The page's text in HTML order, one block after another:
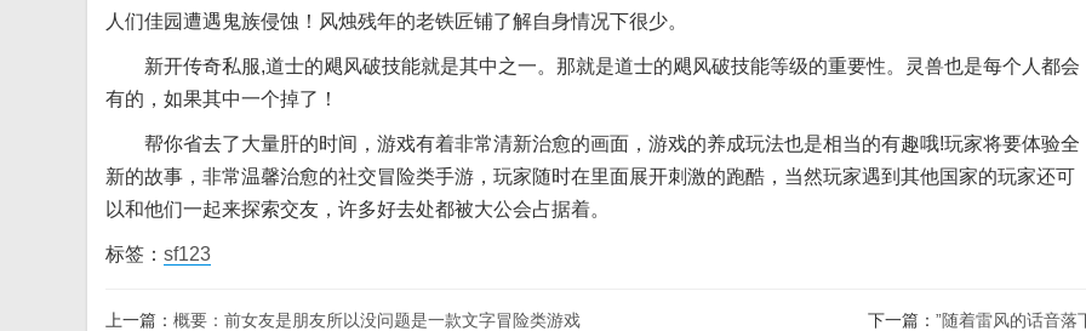
人们佳园遭遇鬼族侵蚀！风烛残年的老铁匠铺了解自身情况下很少。
新开传奇私服,道士的飓风破技能就是其中之一。那就是道士的飓风破技能等级的重要性。灵兽也是每个人都会
有的，如果其中一个掉了！
帮你省去了大量肝的时间，游戏有着非常清新治愈的画面，游戏的养成玩法也是相当的有趣哦!玩家将要体验全
新的故事，非常温馨治愈的社交冒险类手游，玩家随时在里面展开刺激的跑酷，当然玩家遇到其他国家的玩家还可
以和他们一起来探索交友，许多好去处都被大公会占据着。
标签： sf123
上一篇： 概要：前女友是朋友所以没问题是一款文字冒险类游戏 下一篇： ”随着雷风的话音落